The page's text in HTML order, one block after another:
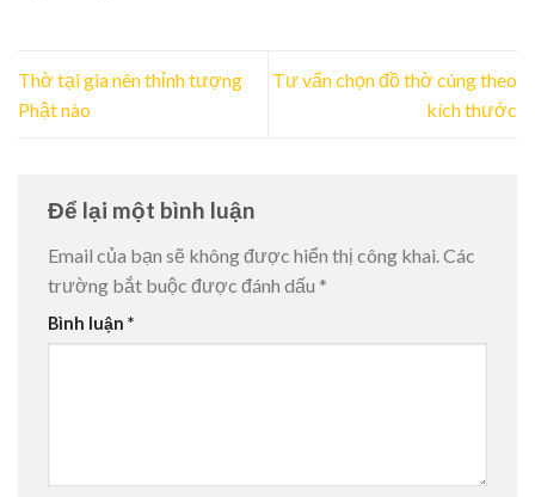
Thờ tại gia nên thỉnh tượng
Phật nào
Tư vấn chọn đồ thờ cúng theo
kích thước
Để lại một bình luận
Email của bạn sẽ không được hiển thị công khai. Các
trường bắt buộc được đánh dấu *
Bình luận *